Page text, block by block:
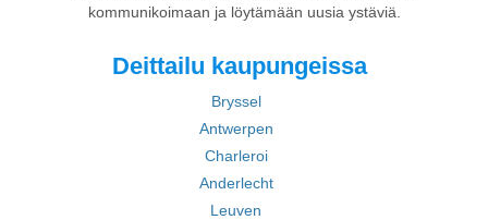
kommunikoimaan ja löytämään uusia ystäviä.
Deittailu kaupungeissa
Bryssel
Antwerpen
Charleroi
Anderlecht
Leuven